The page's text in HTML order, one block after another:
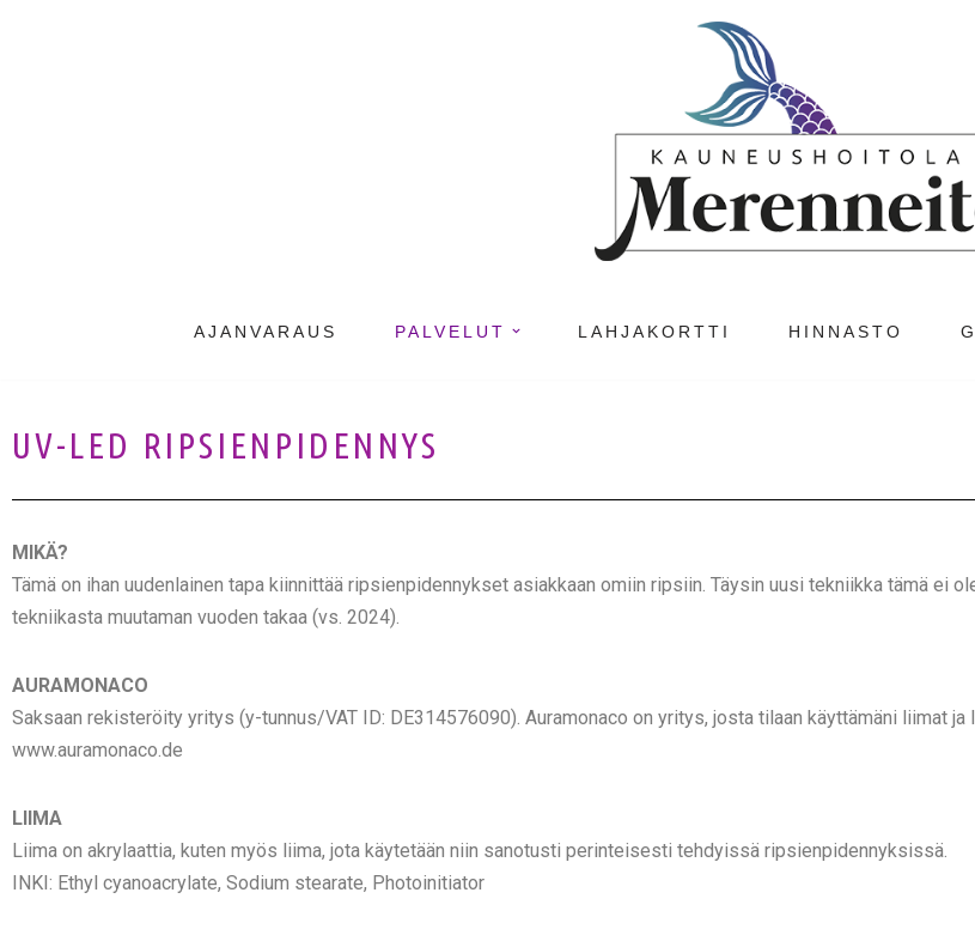
AJANVARAUS PALVELUT LAHJAKORTTI HINNASTO
UV-LED RIPSIENPIDENNYS
MIKÄ?
Tämä on ihan uudenlainen tapa kiinnittää ripsienpidennykset asiakkaan omiin ripsiin. Täysin uusi tekniikka tämä ei
tekniikasta muutaman vuoden takaa (vs. 2024).
AURAMONACO
Saksaan rekisteröity yritys (y-tunnus/VAT ID: DE314576090). Auramonaco on yritys, josta tilaan käyttämäni liimat
www.auramonaco.de
LIIMA
Liima on akrylaattia, kuten myös liima, jota käytetään niin sanotusti perinteisesti tehdyissä ripsienpidennyksissä.
INKI: Ethyl cyanoacrylate, Sodium stearate, Photoinitiator